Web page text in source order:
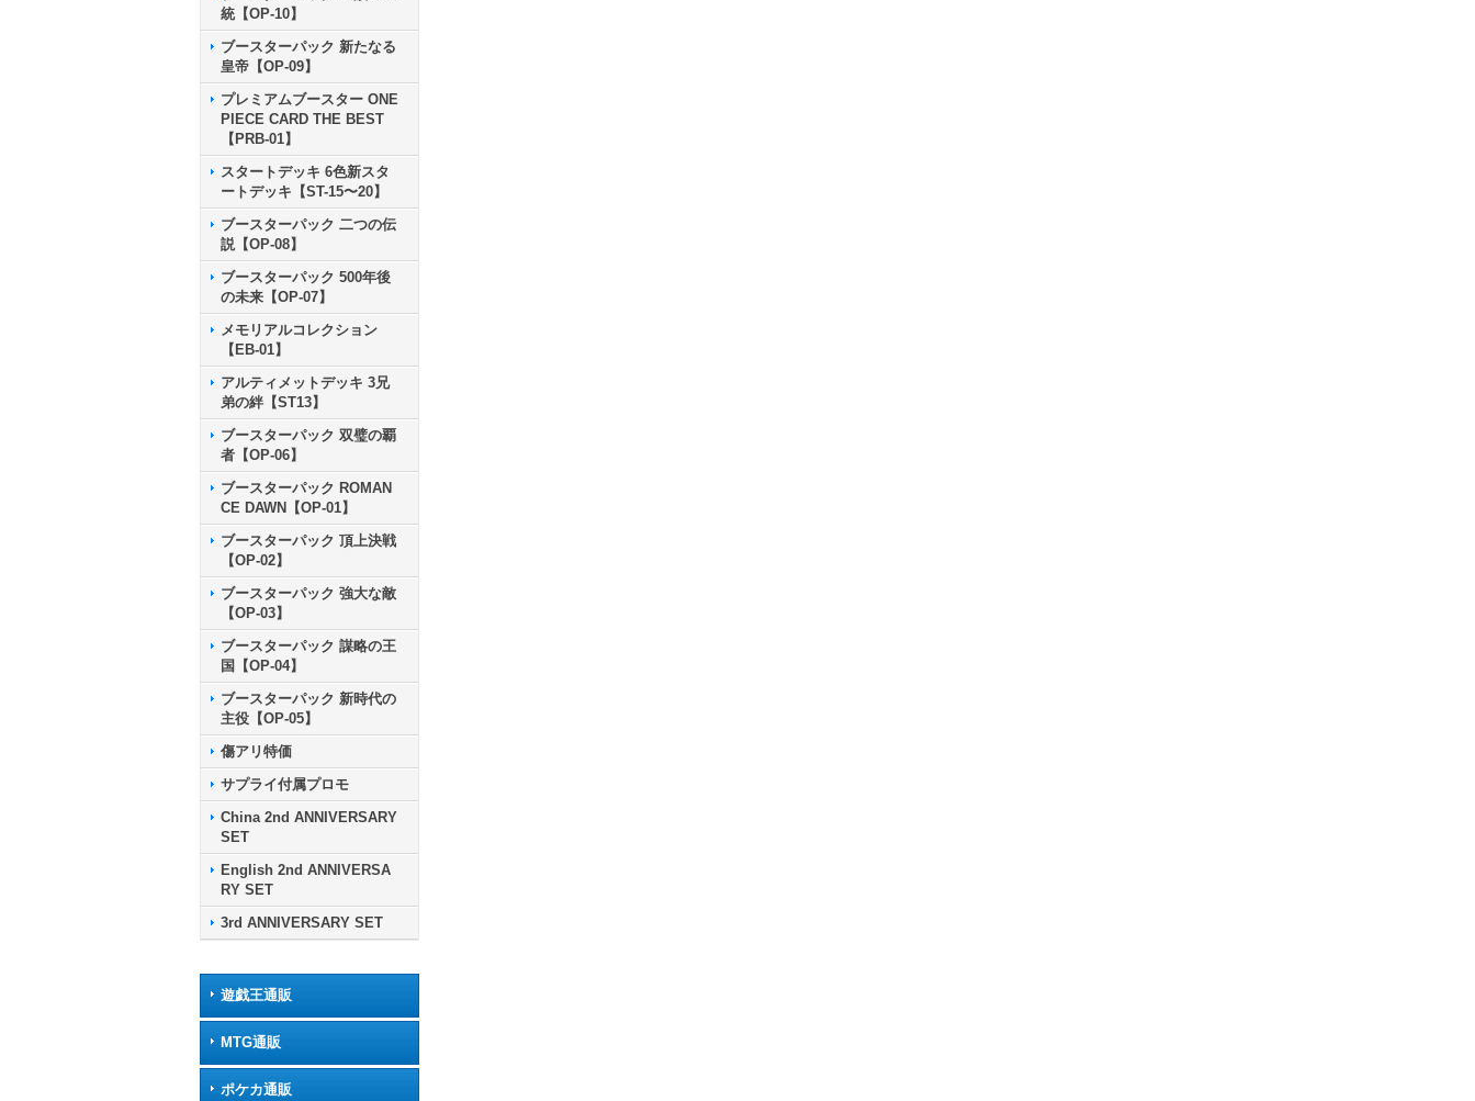
統【OP-10】
ブースターパック 新たなる
皇帝【OP-09】
プレミアムブースター ONE
PIECE CARD THE BEST
【PRB-01】
スタートデッキ 6色新スタ
ートデッキ【ST-15〜20】
ブースターパック 二つの伝
説【OP-08】
ブースターパック 500年後
の未来【OP-07】
メモリアルコレクション
【EB-01】
アルティメットデッキ 3兄
弟の絆【ST13】
ブースターパック 双璧の覇
者【OP-06】
ブースターパック ROMAN
CE DAWN【OP-01】
ブースターパック 頂上決戦
【OP-02】
ブースターパック 強大な敵
【OP-03】
ブースターパック 謀略の王
国【OP-04】
ブースターパック 新時代の
主役【OP-05】
傷アリ特価
サプライ付属プロモ
China 2nd ANNIVERSARY
SET
English 2nd ANNIVERSA
RY SET
3rd ANNIVERSARY SET
遊戯王通販
MTG通販
ポケカ通販